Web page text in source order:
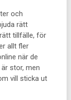
och
rätt
tillfälle, för
allt fler
när de
stor, men
vill sticka ut